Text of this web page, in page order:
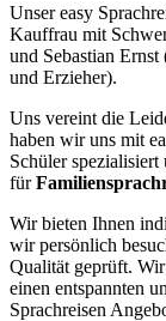
Unser easy
Kauffrau mit
und Sebastian
und Erzieher).
Uns vereint die
haben wir uns mit
Schüler
für
Wir bieten Ihnen
wir persönlich
Qualität geprüft.
einen entspannten
Sprachreisen